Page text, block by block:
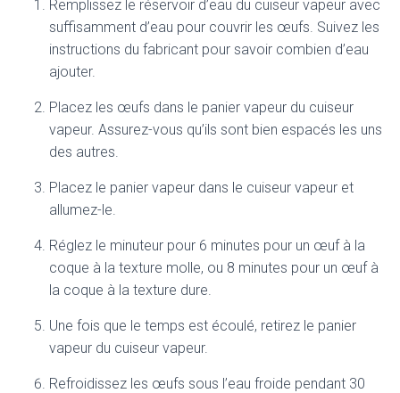
Remplissez le réservoir d’eau du cuiseur vapeur avec
suffisamment d’eau pour couvrir les œufs. Suivez les
instructions du fabricant pour savoir combien d’eau
ajouter.
Placez les œufs dans le panier vapeur du cuiseur
vapeur. Assurez-vous qu’ils sont bien espacés les uns
des autres.
Placez le panier vapeur dans le cuiseur vapeur et
allumez-le.
Réglez le minuteur pour 6 minutes pour un œuf à la
coque à la texture molle, ou 8 minutes pour un œuf à
la coque à la texture dure.
Une fois que le temps est écoulé, retirez le panier
vapeur du cuiseur vapeur.
Refroidissez les œufs sous l’eau froide pendant 30